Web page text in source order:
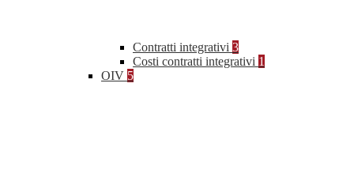
Contratti integrativi 3
Costi contratti integrativi 1
OIV 5